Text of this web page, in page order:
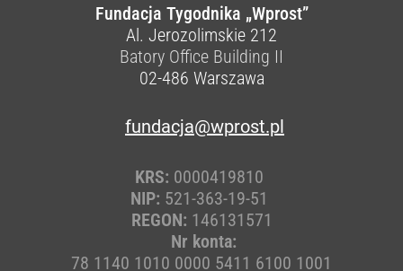
Fundacja Tygodnika „Wprost”
Al. Jerozolimskie 212
Batory Office Building II
02-486 Warszawa
fundacja@wprost.pl
KRS: 0000419810
NIP: 521-363-19-51
REGON: 146131571
Nr konta:
78 1140 1010 0000 5411 6100 1001